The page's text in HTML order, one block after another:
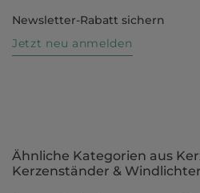
Newsletter-Rabatt sichern
Jetzt neu anmelden
Ähnliche Kategorien aus
Kerzenständer & Windlichter